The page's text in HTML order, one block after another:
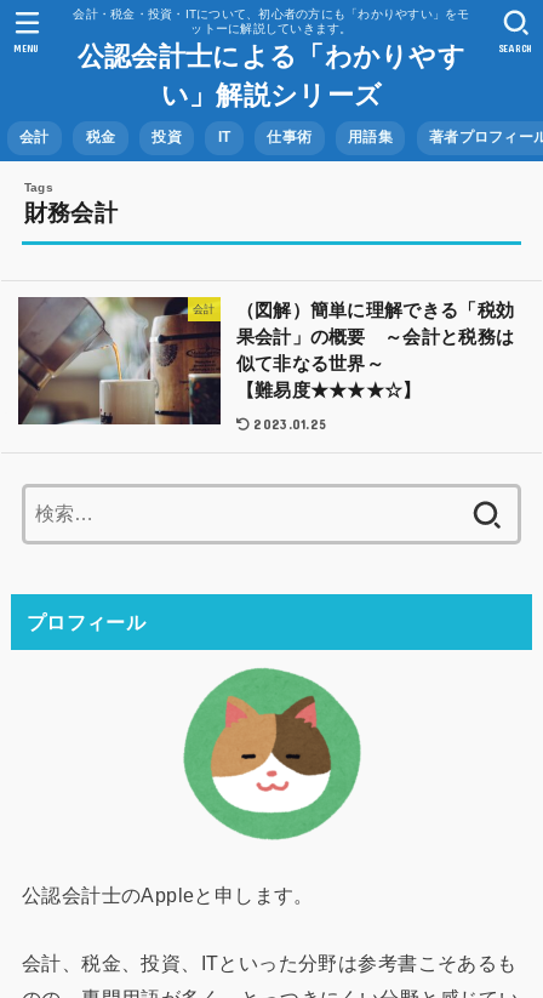
会計・税金・投資・ITについて、初心者の方にも「わかりやすい」をモ
ットーに解説していきます。
公認会計士による「わかりやす
い」解説シリーズ
会計 税金 投資 IT 仕事術 用語集 著者プロフィー
SEARCH
MENU
財務会計
会計
（図解）簡単に理解できる「税効
果会計」の概要 ～会計と税務は
似て非なる世界～
【難易度★★★★☆】
2023.01.25
索:
プロフィール
公認会計士のAppleと申します。
会計、税金、投資、ITといった分野は参考書こそあるも